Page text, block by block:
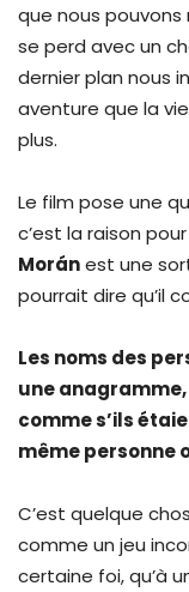
que nous pouvons
se perd avec un
dernier plan nous
aventure que la
plus.
Le film pose une
c’est la raison
Moránest une
pourrait dire qu’il
Les noms des
une anagramme,
comme s’ils
même personne
C’est quelque
comme un jeu
certaine foi, qu’à